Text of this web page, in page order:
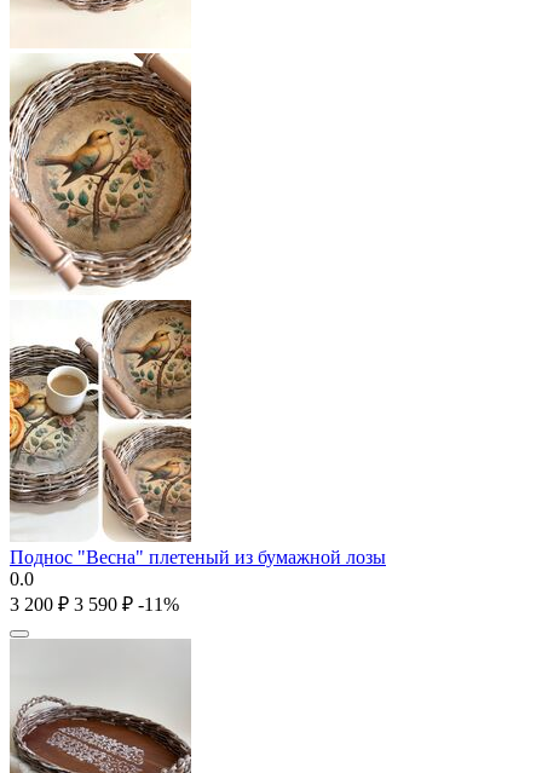
Поднос "Весна" плетеный из бумажной лозы
0.0
3 200 ₽ 3 590 ₽ -11%